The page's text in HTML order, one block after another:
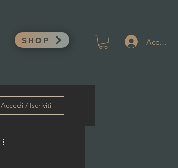
SHOP Accedi
Accedi / Iscriviti